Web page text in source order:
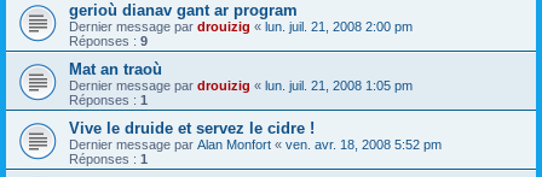
gerioù dianav gant ar program
Dernier message par drouizig « lun. juil. 21, 2008 2:00 pm
Réponses : 9
Mat an traoù
Dernier message par drouizig « lun. juil. 21, 2008 1:05 pm
Réponses : 1
Vive le druide et servez le cidre !
Dernier message par Alan Monfort « ven. avr. 18, 2008 5:52 pm
Réponses : 1